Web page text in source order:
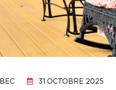
31 OCTOBRE 2025